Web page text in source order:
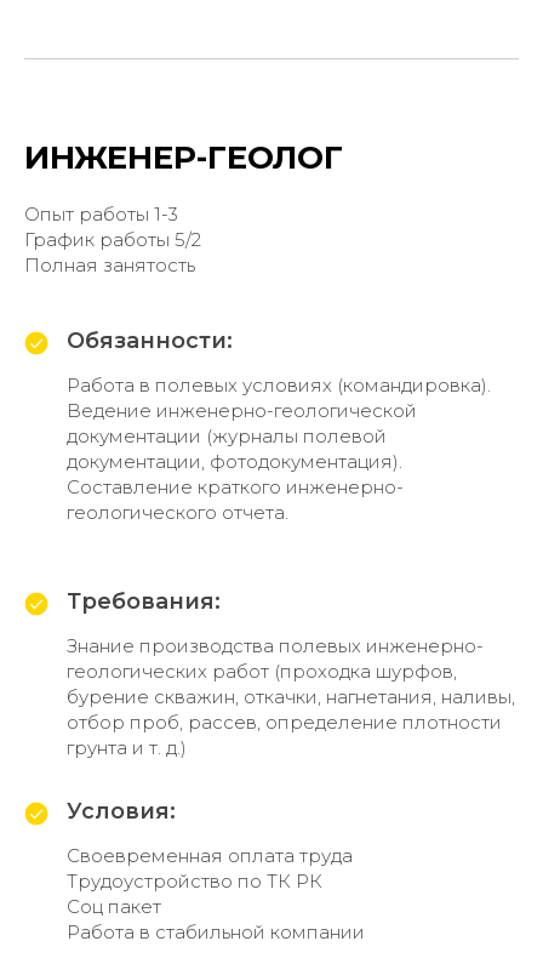
ИНЖЕНЕР-ГЕОЛОГ
Опыт работы 1-3
График работы 5/2
Полная занятость
Обязанности:
Работа в полевых условиях (командировка).
Ведение инженерно-геологической
документации (журналы полевой
документации, фотодокументация).
Составление краткого инженерно-
геологического отчета.
Требования:
Знание производства полевых инженерно-
геологических работ (проходка шурфов,
бурение скважин, откачки, нагнетания, наливы,
отбор проб, рассев, определение плотности
грунта и т. д.)
Условия:
Своевременная оплата труда
Трудоустройство по ТК РК
Соц пакет
Работа в стабильной компании